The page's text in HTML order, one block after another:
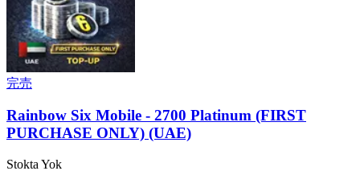
完売
Rainbow Six Mobile - 2700 Platinum (FIRST
PURCHASE ONLY) (UAE)
Stokta Yok